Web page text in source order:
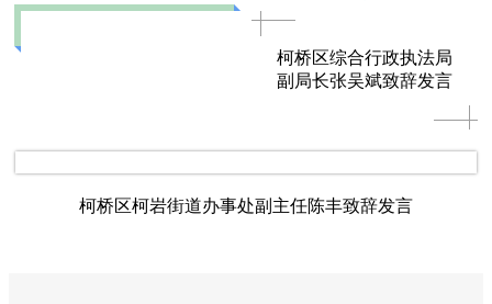
柯桥区综合行政执法局
副局长张吴斌致辞发言
柯桥区柯岩街道办事处副主任陈丰致辞发言